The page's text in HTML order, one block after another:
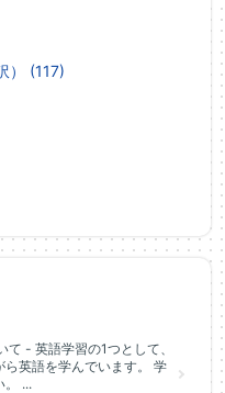
） (117)
て - 英語学習の1つとして、
英語を学んでいます。 学
。 ...